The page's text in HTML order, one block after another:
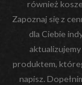
również
Zapoznaj się z
dla Ciebie
produktem,
napisz.